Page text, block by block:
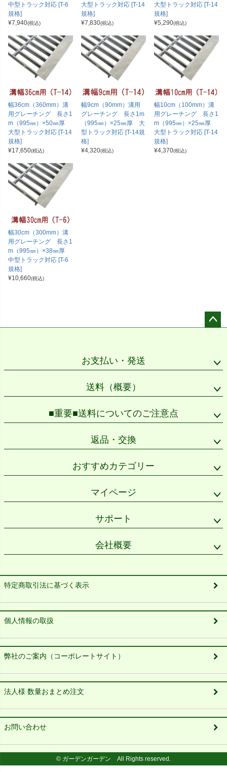
中型トラック対応 [T-6
規格]
¥7,940(税込)
大型トラック対応 [T-14
規格]
¥7,830(税込)
大型トラック対応 [T-14
規格]
¥5,290(税込)
幅36cm（360mm）溝
用グレーチング 長さ1
m（995㎜）×50㎜厚
大型トラック対応 [T-14
規格]
¥17,650(税込)
幅9cm（90mm）溝用
グレーチング 長さ1m
（995㎜）×25㎜厚 大
型トラック対応 [T-14規
格]
¥4,320(税込)
幅10cm（100mm）溝
用グレーチング 長さ1
m（995㎜）×25㎜厚
大型トラック対応 [T-14
規格]
¥4,370(税込)
幅30cm（300mm）溝
用グレーチング 長さ1
m（995㎜）×38㎜厚
中型トラック対応 [T-6
規格]
¥10,660(税込)
お支払い・発送
送料（概要）
■重要■送料についてのご注意点
返品・交換
おすすめカテゴリー
マイページ
サポート
会社概要
特定商取引法に基づく表示
個人情報の取扱
弊社のご案内（コーポレートサイト）
法人様 数量おまとめ注文
お問い合わせ
© ガーデンガーデン All Rights reserved.